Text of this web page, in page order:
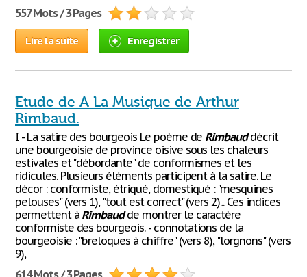
557 Mots / 3 Pages
Lire la suite Enregistrer
Etude de A La Musique de Arthur
Rimbaud.
I - La satire des bourgeois Le poème de Rimbauddécrit
une bourgeoisie de province oisive sous les chaleurs
estivales et "débordante" de conformismes et les
ridicules. Plusieurs éléments participent à la satire. Le
décor : conformiste, étriqué, domestiqué : "mesquines
pelouses" (vers 1), "tout est correct" (vers 2)... Ces indices
permettent à Rimbaudde montrer le caractère
conformiste des bourgeois. - connotations de la
bourgeoisie : "breloques à chiffre" (vers 8), "lorgnons" (vers
9),
614 Mots / 3 Pages